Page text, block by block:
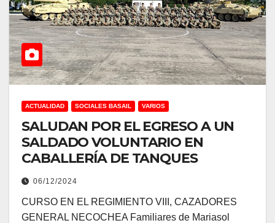
ACTUALIDAD SOCIALES BASAIL VARIOS
SALUDAN POR EL EGRESO A UN
SALDADO VOLUNTARIO EN
CABALLERÍA DE TANQUES
06/12/2024
CURSO EN EL REGIMIENTO VIII, CAZADORES
GENERAL NECOCHEA Familiares de Mariasol